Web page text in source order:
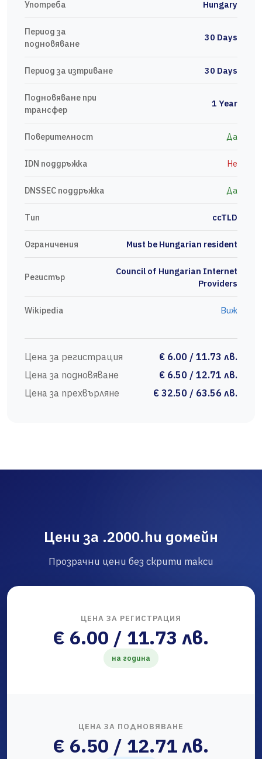
Употреба Hungary
Период за
подновяване
30 Days
Период за изтриване 30 Days
Подновяване при
трансфер
1 Year
Поверителност Да
IDN поддръжка Не
DNSSEC поддръжка Да
Тип ccTLD
Ограничения Must be Hungarian resident
Регистър
Council of Hungarian Internet
Providers
Wikipedia Виж
Цена за регистрация
€ 6.00 / 11.73 лв.
Цена за подновяване
€ 6.50 / 12.71 лв.
Цена за прехвърляне
€ 32.50 / 63.56 лв.
Цени за .2000.hu домейн
Прозрачни цени без скрити такси
ЦЕНА ЗА РЕГИСТРАЦИЯ
€ 6.00 / 11.73 лв.
на година
ЦЕНА ЗА ПОДНОВЯВАНЕ
€ 6.50 / 12.71 лв.